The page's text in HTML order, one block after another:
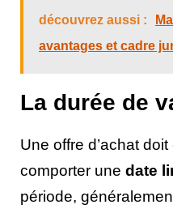
découvrez aussi :
avantages et cadre
La durée de
Une offre d’achat
comporter une date
période,